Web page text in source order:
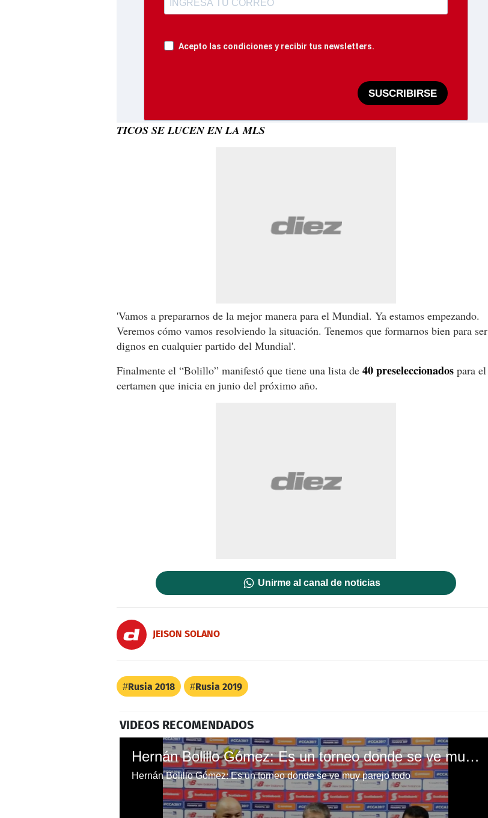
Acepto las condiciones y recibir tus newsletters.
SUSCRIBIRSE
TICOS SE LUCEN EN LA MLS
'Vamos a prepararnos de la mejor manera para el Mundial. Ya estamos empezando.
Veremos cómo vamos resolviendo la situación. Tenemos que formarnos bien para ser
dignos en cualquier partido del Mundial'.
Finalmente el “Bolillo” manifestó que tiene una lista de 40 preseleccionados para el
certamen que inicia en junio del próximo año.
Unirme al canal de noticias
JEISON SOLANO
Rusia 2018 Rusia 2019
VIDEOS RECOMENDADOS
Hernán Bolillo Gómez: Es un torneo donde se ve muy parejo todo
Hernán Bolillo Gómez: Es un torneo donde se ve muy parejo todo